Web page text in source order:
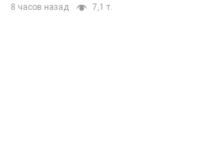
8 часов назад 7,1 т.